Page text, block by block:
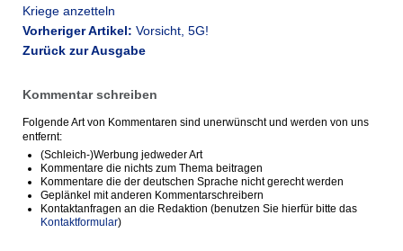
Kriege anzetteln
Vorheriger Artikel: Vorsicht, 5G!
Zurück zur Ausgabe
Kommentar schreiben
Folgende Art von Kommentaren sind unerwünscht und werden von uns
entfernt:
(Schleich-)Werbung jedweder Art
Kommentare die nichts zum Thema beitragen
Kommentare die der deutschen Sprache nicht gerecht werden
Geplänkel mit anderen Kommentarschreibern
Kontaktanfragen an die Redaktion (benutzen Sie hierfür bitte das
Kontaktformular)